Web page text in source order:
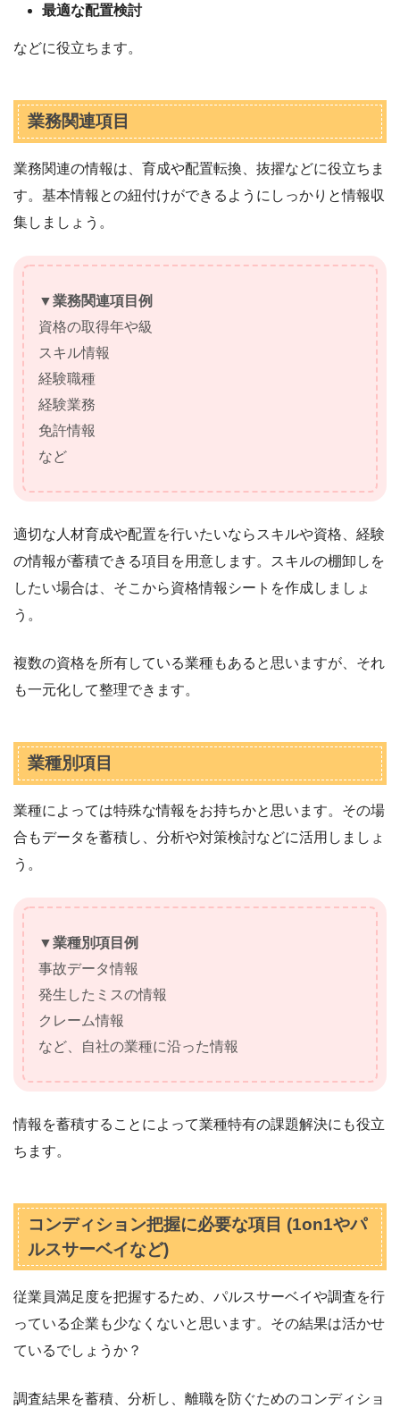
最適な配置検討
などに役立ちます。
業務関連項目
業務関連の情報は、育成や配置転換、抜擢などに役立ちま
す。基本情報との紐付けができるようにしっかりと情報収
集しましょう。
▼業務関連項目例
資格の取得年や級
スキル情報
経験職種
経験業務
免許情報
など
適切な人材育成や配置を行いたいならスキルや資格、経験
の情報が蓄積できる項目を用意します。スキルの棚卸しを
したい場合は、そこから資格情報シートを作成しましょ
う。
複数の資格を所有している業種もあると思いますが、それ
も一元化して整理できます。
業種別項目
業種によっては特殊な情報をお持ちかと思います。その場
合もデータを蓄積し、分析や対策検討などに活用しましょ
う。
▼業種別項目例
事故データ情報
発生したミスの情報
クレーム情報
など、自社の業種に沿った情報
情報を蓄積することによって業種特有の課題解決にも役立
ちます。
コンディション把握に必要な項目 (1on1やパ
ルスサーベイなど)
従業員満足度を把握するため、パルスサーベイや調査を行
っている企業も少なくないと思います。その結果は活かせ
ているでしょうか？
調査結果を蓄積、分析し、離職を防ぐためのコンディショ